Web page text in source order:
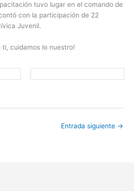
tuvo lugar en el comando de
con la participación de 22
Juvenil.
ti, cuidamos lo nuestro!
Entrada siguiente →